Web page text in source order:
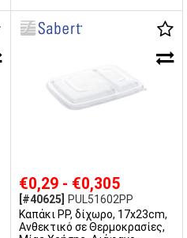
€0,29 - €0,305
[#40625]
PUL51602PP
Καπάκι PP, δίχωρο, 17x23cm,
Ανθεκτικό σε Θερμοκρασίες,